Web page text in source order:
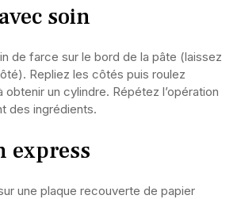
soin
de farce sur le bord de la pâte (laissez
Repliez les côtés puis roulez
obtenir un cylindre. Répétez l’opération
des ingrédients.
express
une plaque recouverte de papier